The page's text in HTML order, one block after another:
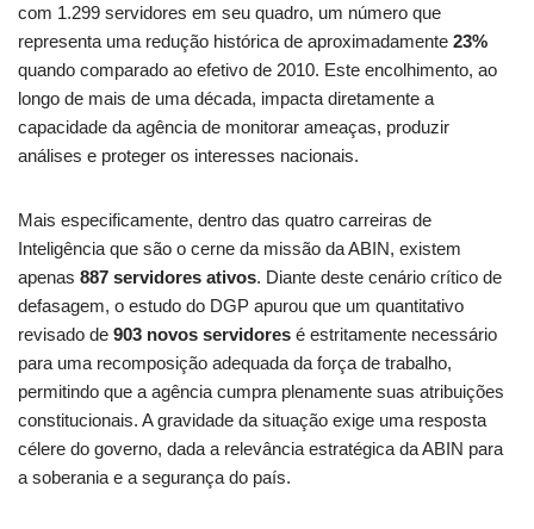
com 1.299 servidores em seu quadro, um número que
representa uma redução histórica de aproximadamente 23%
quando comparado ao efetivo de 2010. Este encolhimento, ao
longo de mais de uma década, impacta diretamente a
capacidade da agência de monitorar ameaças, produzir
análises e proteger os interesses nacionais.
Mais especificamente, dentro das quatro carreiras de
Inteligência que são o cerne da missão da ABIN, existem
apenas 887 servidores ativos. Diante deste cenário crítico de
defasagem, o estudo do DGP apurou que um quantitativo
revisado de 903 novos servidores é estritamente necessário
para uma recomposição adequada da força de trabalho,
permitindo que a agência cumpra plenamente suas atribuições
constitucionais. A gravidade da situação exige uma resposta
célere do governo, dada a relevância estratégica da ABIN para
a soberania e a segurança do país.